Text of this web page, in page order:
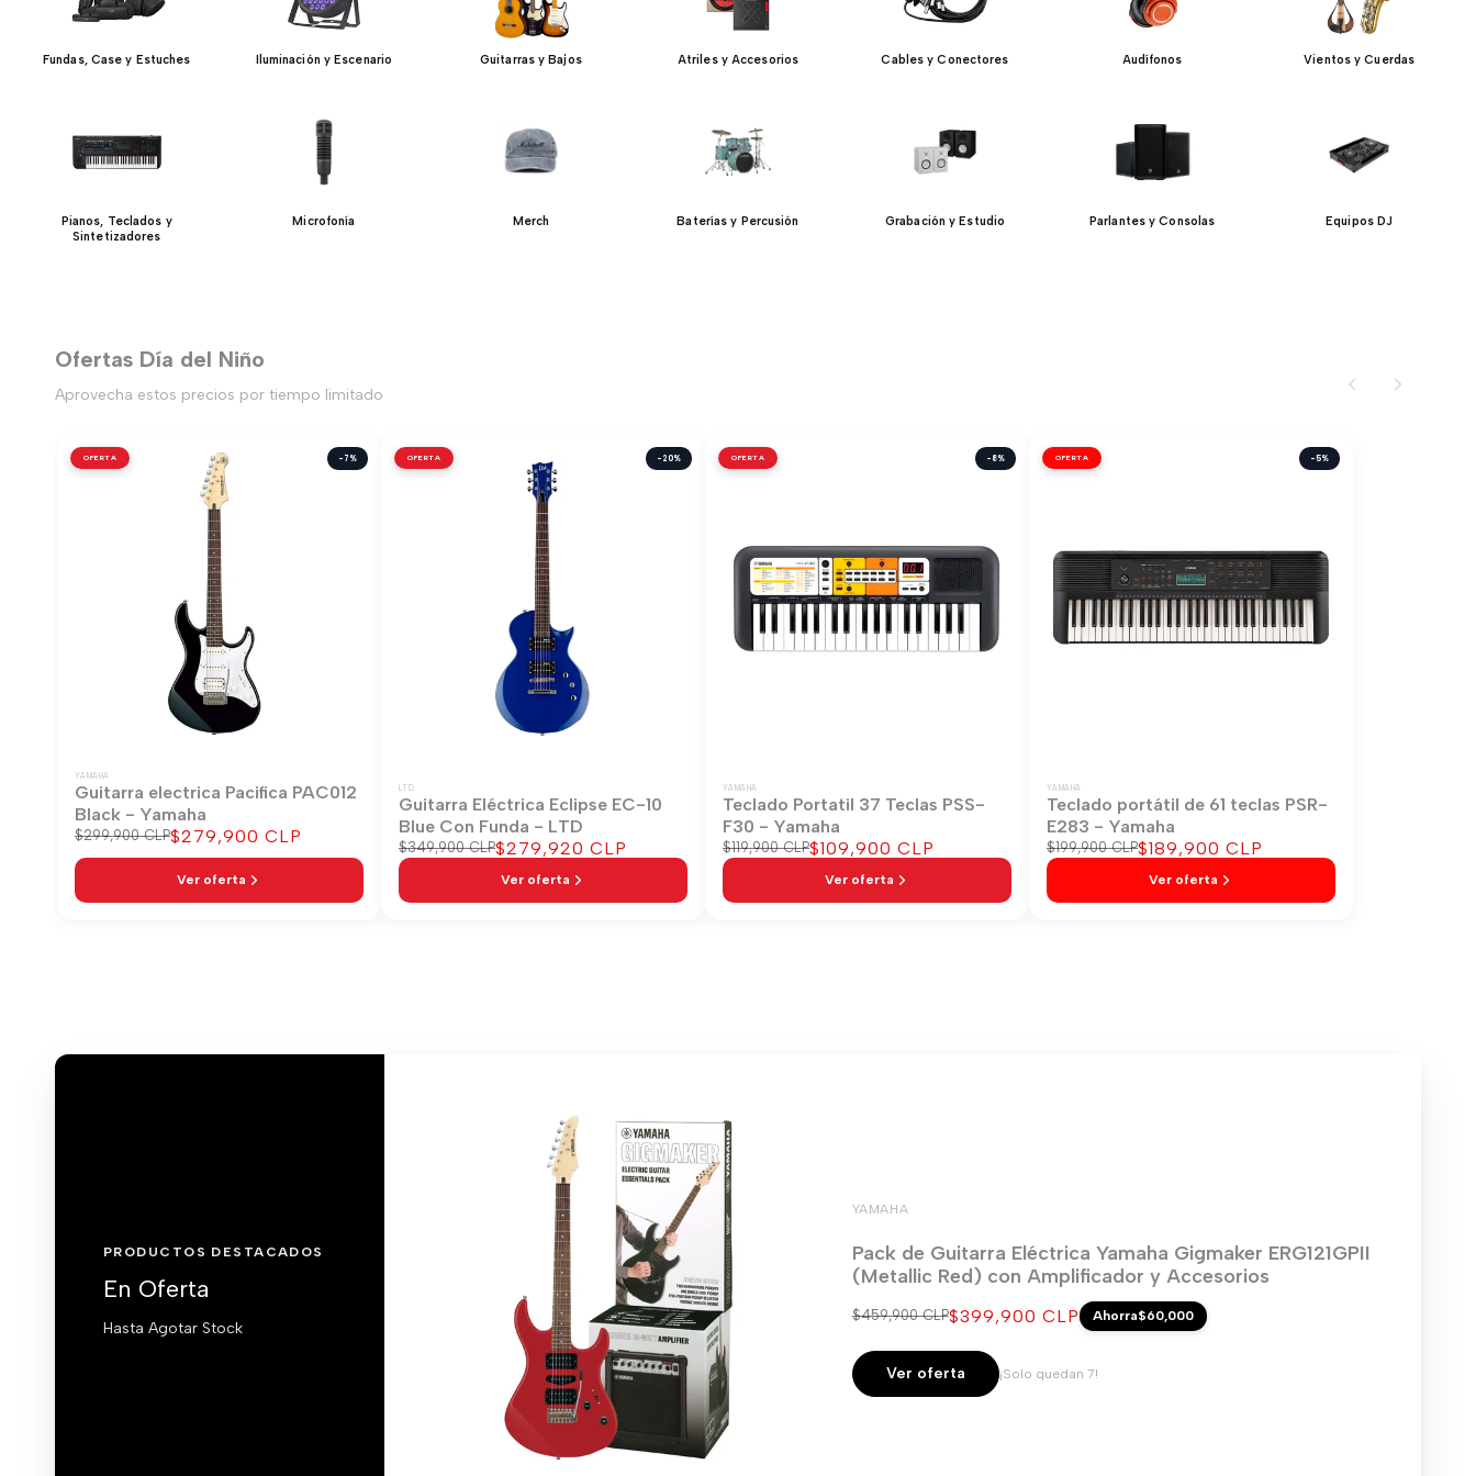
Fundas, Case y Estuches Iluminación y Escenario Guitarras y Bajos Atriles y Accesorios Cables y Conectores Audífonos Vientos y Cuerdas
Pianos, Teclados y
Sintetizadores
Microfonía Merch Baterías y Percusión Grabación y Estudio Parlantes y Consolas Equipos DJ
Ofertas Día del Niño
Aprovecha estos precios por tiempo limitado
OFERTA -7%
YAMAHA
Guitarra electrica Pacifica PAC012
Black - Yamaha
Precio
$299,900 CLPPrecio
de
venta
$279,900 CLP
Ver oferta
OFERTA -20%
LTD
Guitarra Eléctrica Eclipse EC-10
Blue Con Funda - LTD
Precio
regular
$349,900 CLPPrecio
venta
$279,920 CLP
Ver oferta
OFERTA -8%
YAMAHA
Teclado Portatil 37 Teclas PSS-
F30 - Yamaha
Precio
regular
$119,900 CLPPrecio
venta
$109,900 CLP
Ver oferta
OFERTA -5%
YAMAHA
Teclado portátil de 61 teclas PSR-
E283 - Yamaha
Precio
regular
$199,900 CLPPrecio
venta
$189,900 CLP
Ver oferta
PRODUCTOS DESTACADOS
En Oferta
Hasta Agotar Stock
YAMAHA
Pack de Guitarra Eléctrica Yamaha Gigmaker ERG121GPII
(Metallic Red) con Amplificador y Accesorios
Precio
$459,900 CLPPrecio
venta
$399,900 CLP Ahorra$60,000
Ver oferta ¡Solo quedan 7!